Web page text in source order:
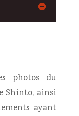
photos du
Shinto, ainsi
ayant